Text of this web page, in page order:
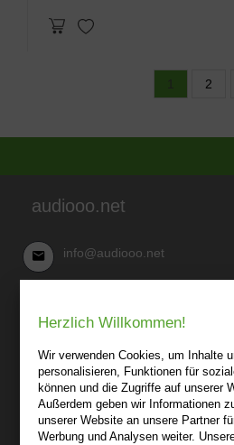
2
audiooo.net
info@audiooo.net
03 41-25 69 27 20
audiooo.net
Lindenthaler Straße 15
04155 Leipzig
Wir sind gerne für Sie
Herzlich Willkommen!
Wir verwenden Cookies, um Inhalte
personalisieren, Funktionen für
können und die Zugriffe auf unserer
Außerdem geben wir Informationen
unserer Website an unsere Partner
Werbung und Analysen weiter.